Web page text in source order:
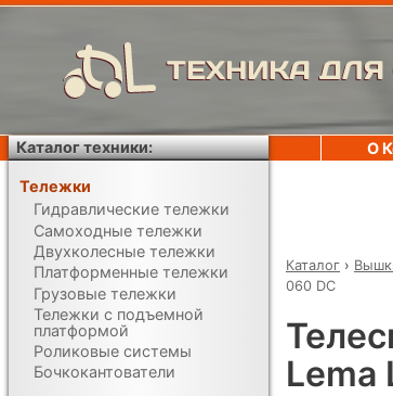
ТЕХНИКА
Каталог ›
060 DC
Lema
О
Каталог техники:
Тележки
Гидравлические тележки
Самоходные тележки
Двухколесные тележки
Платформенные тележки
Грузовые тележки
Тележки с подъемной
платформой
Роликовые системы
Бочкокантователи